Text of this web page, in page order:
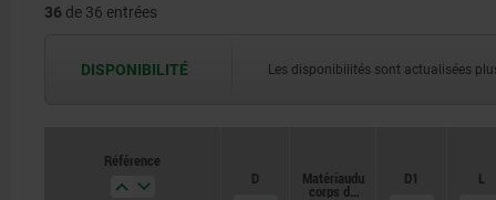
4
10
36 de 36 entrées
DISPONIBILITÉ Les disponibilités sont actualisées
Référence
D
Matériau du
corps de
D1 L
Référence
D
Matériau du
corps de
D1 L